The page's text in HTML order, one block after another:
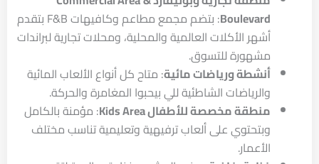
Boulevard
: بتضم مجمع مطاعم وكافيهات F&B بتقدم
أشهر الأكلات العالمية والمحلية، ومحلات تجارية لبراندات
مشهورة للتسوق.
أنشطة ورياضات مائية: متاح كل أنواع الألعاب المائية
والرياضات الشاطئية للي بيحبوا المغامرة والحركة.
منطقة مخصصة للأطفال Kids Area
: مؤمنة بالكامل
وبتحتوي على ألعاب ترفيهية وتعليمية تناسب مختلف
الأعمار.